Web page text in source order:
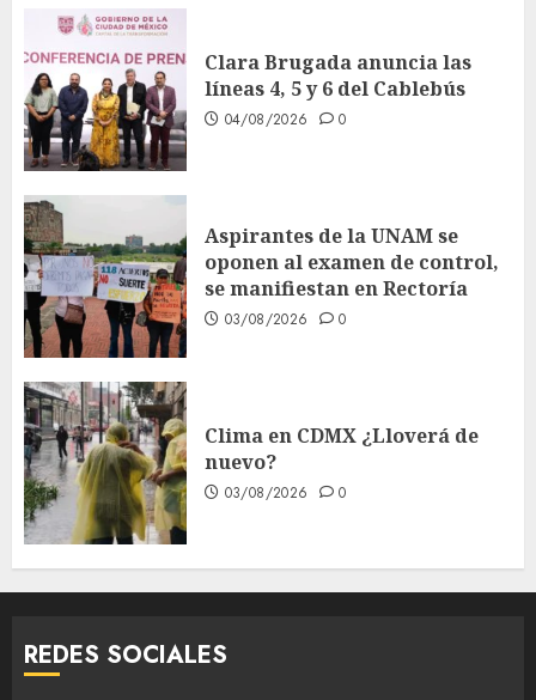
Clara Brugada anuncia las
líneas 4, 5 y 6 del Cablebús
04/08/2026 0
Aspirantes de la UNAM se
oponen al examen de control,
se manifiestan en Rectoría
03/08/2026 0
Clima en CDMX ¿Lloverá de
nuevo?
03/08/2026 0
REDES SOCIALES